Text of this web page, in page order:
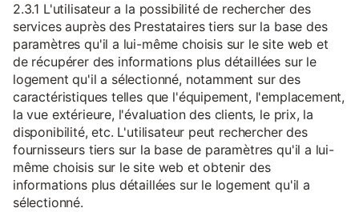
2.3.1 L'utilisateur a la possibilité de rechercher des
services auprès des Prestataires tiers sur la base des
paramètres qu'il a lui-même choisis sur le site web et
de récupérer des informations plus détaillées sur le
logement qu'il a sélectionné, notamment sur des
caractéristiques telles que l'équipement, l'emplacement,
la vue extérieure, l'évaluation des clients, le prix, la
disponibilité, etc. L'utilisateur peut rechercher des
fournisseurs tiers sur la base de paramètres qu'il a lui-
même choisis sur le site web et obtenir des
informations plus détaillées sur le logement qu'il a
sélectionné.